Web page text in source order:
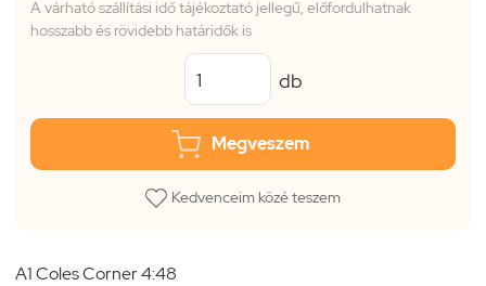
A várható szállítási idő tájékoztató jellegű, előfordulhatnak
hosszabb és rövidebb határidők is
db
Megveszem
Kedvenceim közé teszem
A1 Coles Corner 4:48